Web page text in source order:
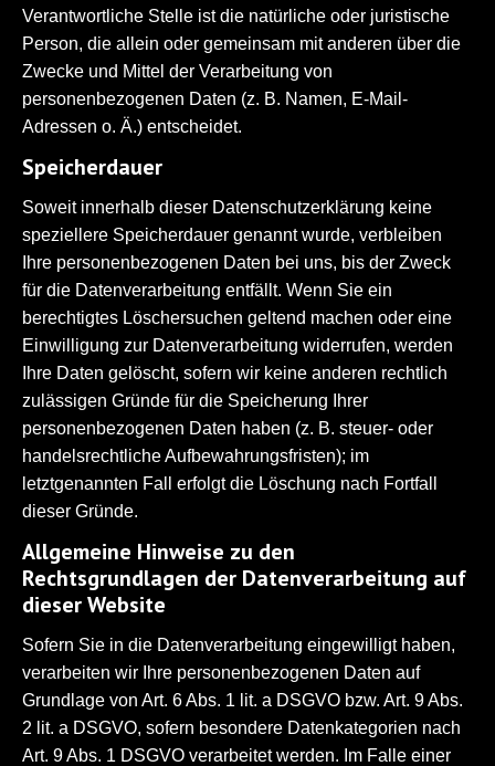
Verantwortliche Stelle ist die natürliche oder juristische
Person, die allein oder gemeinsam mit anderen über die
Zwecke und Mittel der Verarbeitung von
personenbezogenen Daten (z. B. Namen, E-Mail-
Adressen o. Ä.) entscheidet.
Speicherdauer
Soweit innerhalb dieser Datenschutzerklärung keine
speziellere Speicherdauer genannt wurde, verbleiben
Ihre personenbezogenen Daten bei uns, bis der Zweck
für die Datenverarbeitung entfällt. Wenn Sie ein
berechtigtes Löschersuchen geltend machen oder eine
Einwilligung zur Datenverarbeitung widerrufen, werden
Ihre Daten gelöscht, sofern wir keine anderen rechtlich
zulässigen Gründe für die Speicherung Ihrer
personenbezogenen Daten haben (z. B. steuer- oder
handelsrechtliche Aufbewahrungsfristen); im
letztgenannten Fall erfolgt die Löschung nach Fortfall
dieser Gründe.
Allgemeine Hinweise zu den
Rechtsgrundlagen der Datenverarbeitung auf
dieser Website
Sofern Sie in die Datenverarbeitung eingewilligt haben,
verarbeiten wir Ihre personenbezogenen Daten auf
Grundlage von Art. 6 Abs. 1 lit. a DSGVO bzw. Art. 9 Abs.
2 lit. a DSGVO, sofern besondere Datenkategorien nach
Art. 9 Abs. 1 DSGVO verarbeitet werden. Im Falle einer